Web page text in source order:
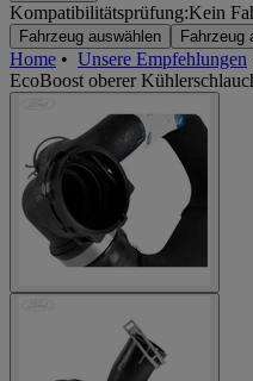
Kompatibilitätsprüfung:Kein
Fahrzeug auswählen Fahrzeug
Home • Unsere Empfehlungen
EcoBoost oberer